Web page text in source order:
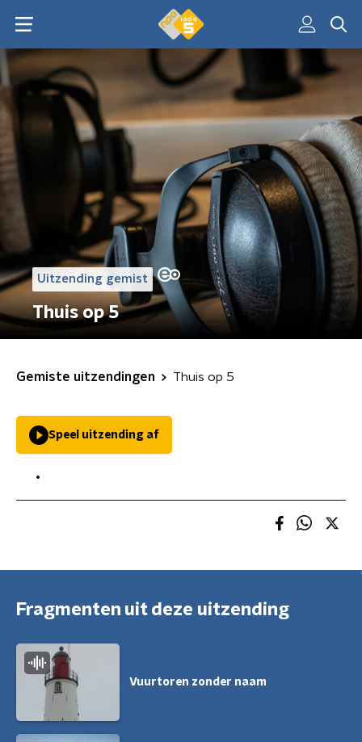
Uitzending gemist
Thuis op 5
Gemiste uitzendingen Thuis op 5
Speel uitzending af
Fragmenten uit deze uitzending
Vuurtoren zonder naam